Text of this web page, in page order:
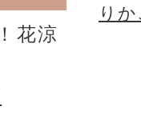
花涼
り